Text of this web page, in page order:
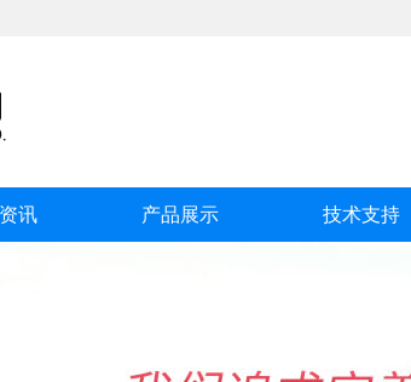
讯 产品展示 技术支持